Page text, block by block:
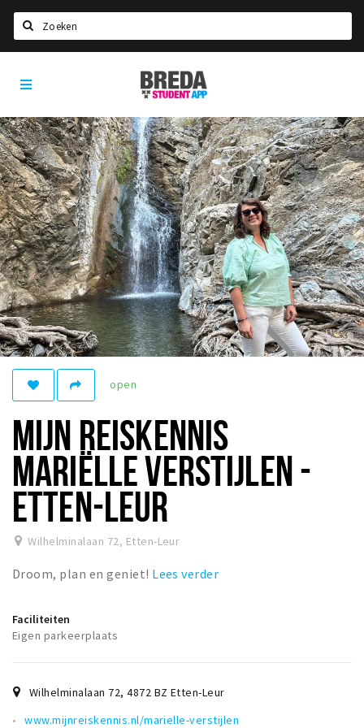
HOME
STUDEREN
Voel je thuis in Breda | GoodMood
Welkom in Breda
Studentenverenigingen
Studentenraad
Studentenroutes
New in town? Check FAQ!
WONEN
Woonruimte
Inschrijven gemeente
Zorgverzekering
Huisarts en eerste hulp
Q&A
KORTING
Breda Student Shop
Draai aan het rad!
Sport
Agenda
Bezienswaardigheden
Breda
Student
open
MIJN REISKENNIS
MARIËLLE VERSTIJLEN -
ETTEN-LEUR
Wilhelminalaan 72, Etten-Leur
Droom, plan en geniet! Lees verder
Faciliteiten
Eigen parkeerplaats
Wilhelminalaan 72,4872 BZ Etten-Leur
www.mijnreiskennis.nl/marielle-verstijlen